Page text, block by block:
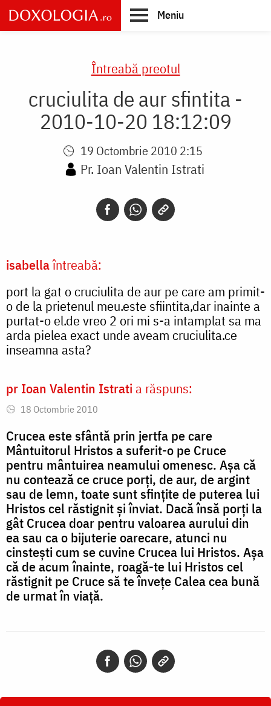
Skip
to
main
Meniu
Întreabă preotul
cruciulita de aur sfintita -
2010-10-20 18:12:09
19 Octombrie 2010 2:15
Pr. Ioan Valentin Istrati
isabellaîntreabă:
port la gat o cruciulita de aur pe care am primit-
o de la prietenul meu.este sfiintita,dar inainte a
purtat-o el.de vreo 2 ori mi s-a intamplat sa ma
arda pielea exact unde aveam cruciulita.ce
inseamna asta?
pr Ioan Valentin Istrati a răspuns:
18 Octombrie 2010
Crucea este sfântă prin jertfa pe care
Mântuitorul Hristos a suferit-o pe Cruce
pentru mântuirea neamului omenesc. Așa că
nu contează ce cruce porți, de aur, de argint
sau de lemn, toate sunt sfințite de puterea lui
Hristos cel răstignit și înviat. Dacă însă porți la
gât Crucea doar pentru valoarea aurului din
ea sau ca o bijuterie oarecare, atunci nu
cinstești cum se cuvine Crucea lui Hristos. Așa
că de acum înainte, roagă-te lui Hristos cel
răstignit pe Cruce să te învețe Calea cea bună
de urmat în viață.